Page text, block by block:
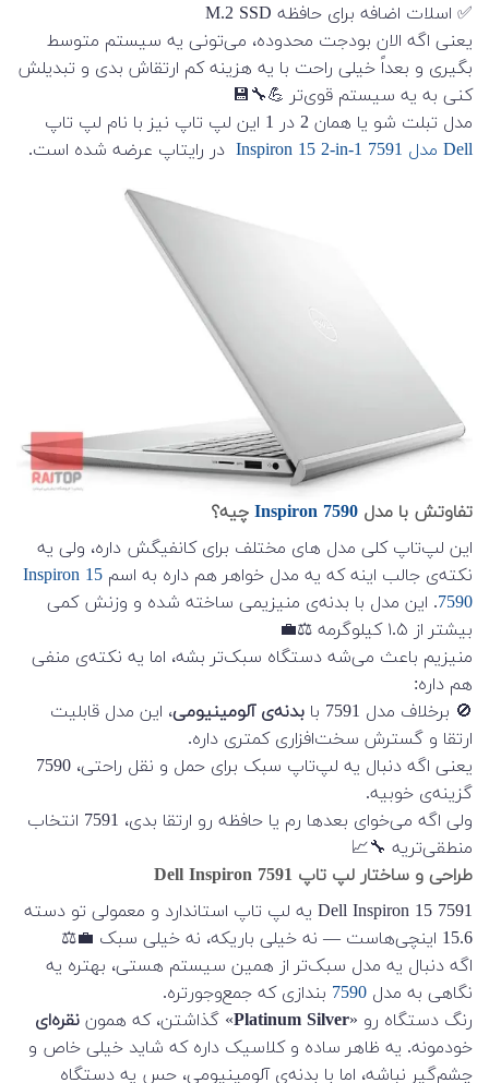
✅ اسلات اضافه برای حافظه M.2 SSD
یعنی اگه الان بودجت محدوده، می‌تونی یه سیستم متوسط
بگیری و بعداً خیلی راحت با یه هزینه کم ارتقاش بدی و تبدیلش
کنی به یه سیستم قوی‌تر 💪🔧💾
مدل تبلت شو یا همان 2 در 1 این لپ تاپ نیز با نام لپ تاپ
Dell مدل Inspiron 15 2-in-1 7591
در رایتاپ عرضه شده است.
تفاوتش با مدل Inspiron 7590 چیه؟
این لپ‌تاپ کلی مدل های مختلف برای کانفیگش داره، ولی یه
نکته‌ی جالب اینه که یه مدل خواهر هم داره به اسم Inspiron 15
7590. این مدل با بدنه‌ی منیزیمی ساخته شده و وزنش کمی
بیشتر از ۱.۵ کیلوگرمه ⚖️💼
منیزیم باعث می‌شه دستگاه سبک‌تر بشه، اما یه نکته‌ی منفی
هم داره:
🚫 برخلاف مدل 7591 با
بدنه‌ی آلومینیومی، این مدل قابلیت
ارتقا و گسترش سخت‌افزاری کمتری داره.
یعنی اگه دنبال یه لپ‌تاپ سبک برای حمل و نقل راحتی، 7590
گزینه‌ی خوبیه.
ولی اگه می‌خوای بعدها رم یا حافظه رو ارتقا بدی، 7591 انتخاب
منطقی‌تریه 🔧📈
طراحی و ساختار لپ تاپ Dell Inspiron 7591
Dell Inspiron 15 7591 یه لپ تاپ استاندارد و معمولی تو دسته
15.6 اینچی‌هاست — نه خیلی باریکه، نه خیلی سبک 💼⚖️
اگه دنبال یه مدل سبک‌تر از همین سیستم هستی، بهتره یه
نگاهی به مدل 7590 بندازی که جمع‌و‌جورتره.
رنگ دستگاه رو «Platinum Silver» گذاشتن، که همون نقره‌ای
خودمونه. یه ظاهر ساده و کلاسیک داره که شاید خیلی خاص و
چشم‌گیر نباشه، اما با بدنه‌ی آلومینیومی، حس یه دستگاه